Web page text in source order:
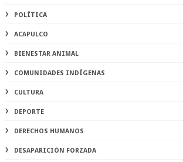
POLÍTICA
ACAPULCO
BIENESTAR ANIMAL
COMUNIDADES INDÍGENAS
CULTURA
DEPORTE
DERECHOS HUMANOS
DESAPARICIÓN FORZADA